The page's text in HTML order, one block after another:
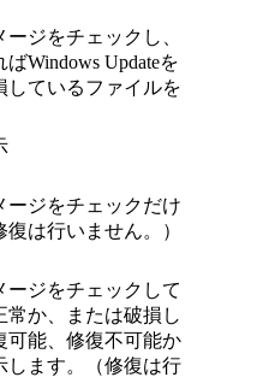
ージをチェックし、
Windows Updateを
しているファイルを
ージをチェックだけ
復は行いません。）
ージをチェックして
常か、または破損し
可能、修復不可能か
します。（修復は行